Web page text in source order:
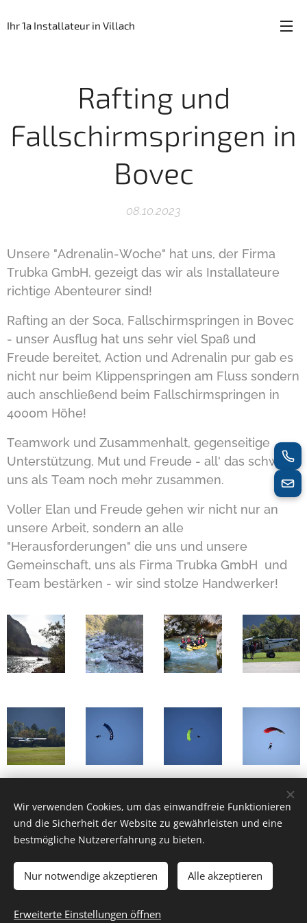
Ihr 1a Installateur in Villach
Rafting und
Fallschirmspringen in
Bovec
08.10.2023
Unsere "Adrenalin-Woche" hat uns, der Firma
Trubka GmbH, gezeigt das wir als Installateure
richtige Abenteurer sind!
Rafting an der Soca, Fallschirmspringen in Bovec
- unser Ausflug hat uns sehr viel Spaß und
Freude bereitet, Action und Adrenalin pur gab es
nicht nur beim Klippenspringen am Fluss sondern
auch anschließend beim Fallschirmspringen in
4000m Höhe!
Teamwork und Zusammenhalt, gegenseitige
Unterstützung, Mut und Freude - all' das schweißt
uns als Team noch mehr zusammen.
Voller Elan und Freude gehen wir nicht nur an
unsere Arbeit, sondern an alle
"Herausforderungen" die uns und unsere
Gemeinschaft, uns als Firma Trubka GmbH und
Team bestärken - wir sind stolze Handwerker!
Share
Unterstützt vonWebnode
Wir verwenden Cookies, um das einwandfreie Funktionieren
und die Sicherheit der Website zu gewährleisten und eine
bestmögliche Nutzererfahrung zu bieten.
Nur notwendige akzeptieren Alle akzeptieren
Erweiterte Einstellungen öffnen